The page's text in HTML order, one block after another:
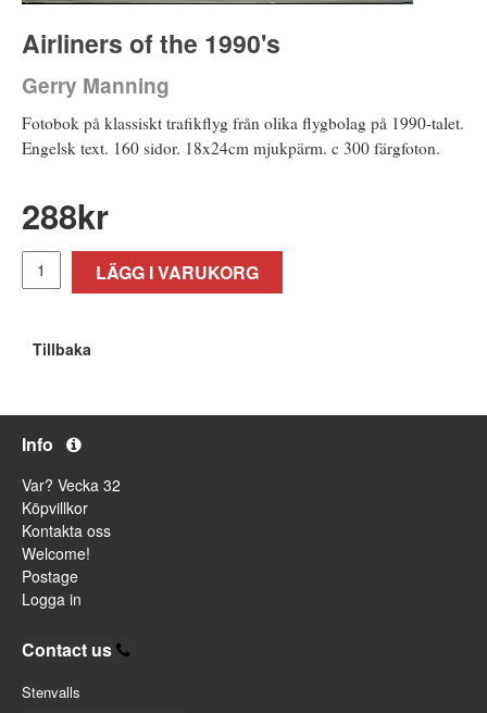
Airliners of the 1990's
Gerry Manning
Fotobok på klassiskt trafikflyg från olika flygbolag på 1990-talet.
Engelsk text. 160 sidor. 18x24cm mjukpärm. c 300 färgfoton.
288kr
LÄGG I VARUKORG
Tillbaka
Info
Var? Vecka 32
Köpvillkor
Kontakta oss
Welcome!
Postage
Logga in
Contact us
Stenvalls